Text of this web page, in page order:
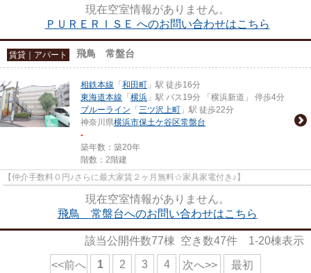
現在空室情報がありません。
ＰＵＲＥＲＩＳＥ へのお問い合わせはこちら
賃貸｜アパート 飛鳥 常盤台
相鉄本線 「 和田町 」駅 徒歩16分
東海道本線 「 横浜 」駅 バス19分 「横浜新道」 停歩4分
ブルーライン 「 三ツ沢上町 」駅 徒歩22分
神奈川県横浜市保土ケ谷区常盤台
-
築年数：築20年
階数：2階建
【仲介手数料０円♪さらに最大家賃２ヶ月無料☆家具家電付き♪】
現在空室情報がありません。
飛鳥 常盤台へのお問い合わせはこちら
該当公開件数77棟 空き数47件 1-20棟表示
<<前へ 1 2 3 4 次へ>> 最初